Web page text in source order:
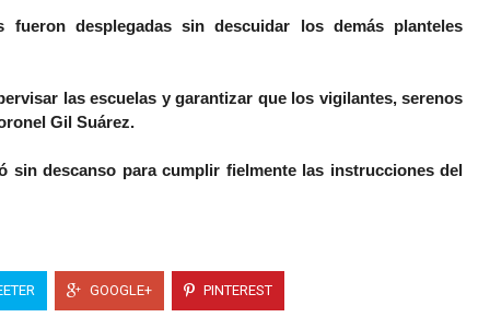
desplegadas sin descuidar los demás planteles
las escuelas y garantizar que los vigilantes, serenos
Gil Suárez.
sin descanso para cumplir fielmente las instrucciones del
GOOGLE+ PINTEREST